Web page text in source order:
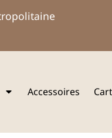
Accessoires